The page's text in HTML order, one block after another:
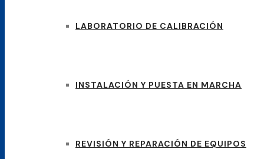
LABORATORIO DE CALIBRACIÓN
INSTALACIÓN Y PUESTA EN MARCHA
REVISIÓN Y REPARACIÓN DE EQUIPOS